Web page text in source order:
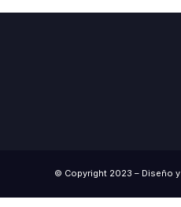
© Copyright 2023 – Diseño